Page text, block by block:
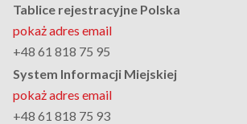
Tablice rejestracyjne Polska
pokaż adres email
+48 61 818 75 95
System Informacji Miejskiej
pokaż adres email
+48 61 818 75 93